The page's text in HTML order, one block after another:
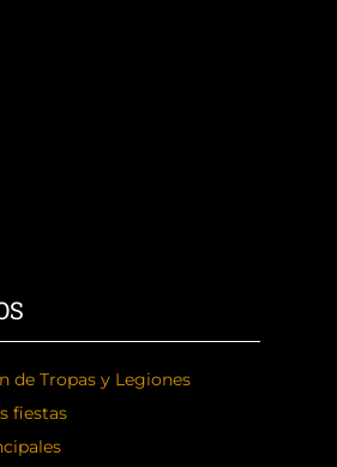
de Tropas y Legiones
fiestas